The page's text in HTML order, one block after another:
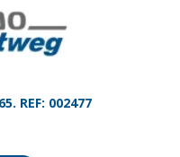
REF: 002477